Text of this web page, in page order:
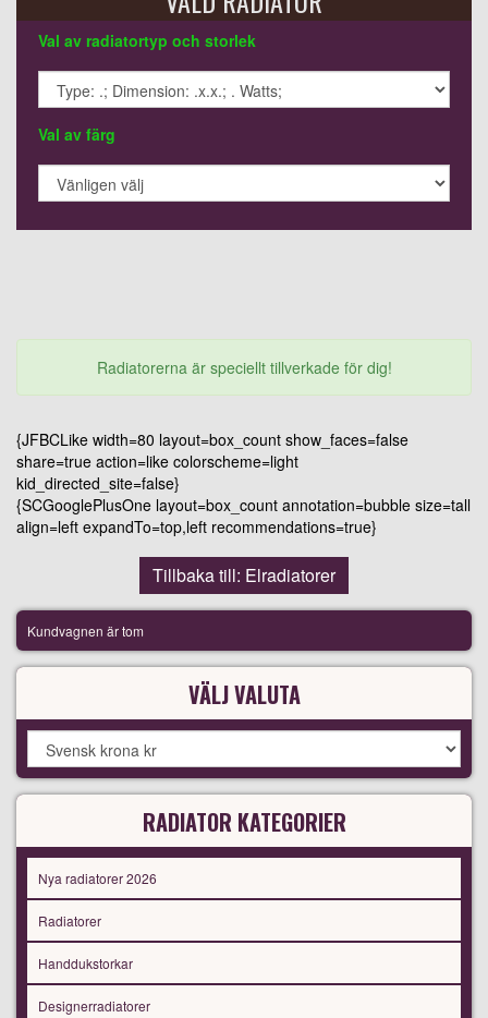
Val av radiatortyp och storlek
Val av färg
Radiatorerna är speciellt tillverkade för dig!
{JFBCLike width=80 layout=box_count show_faces=false
share=true action=like colorscheme=light
kid_directed_site=false}
{SCGooglePlusOne layout=box_count annotation=bubble size=tall
align=left expandTo=top,left recommendations=true}
Tillbaka till: Elradiatorer
Kundvagnen är tom
VÄLJ VALUTA
RADIATOR KATEGORIER
Nya radiatorer 2026
Radiatorer
Handdukstorkar
Designerradiatorer